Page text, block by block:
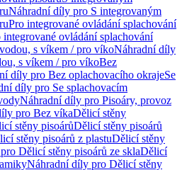
Náhradní díly pro S integrovaným
Pro integrované ovládání splachování
ovládání splachování
s víkem / pro víkoNáhradní díly
s víkem / pro víkoBez
díly pro Bez oplachovacího okrajeSe
díly pro Se splachovacím
Náhradní díly pro Pisoáry, provoz
pro Bez víkaDělicí stěny
stěny pisoárůDělicí stěny pisoárů
stěny pisoárů z plastuDělicí stěny
Dělicí stěny pisoárů ze sklaDělicí
Náhradní díly pro Dělicí stěny